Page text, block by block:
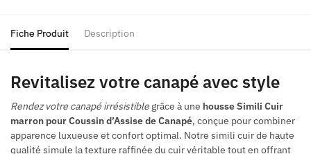
Fiche Produit Description
Revitalisez votre canapé avec style
Rendez votre canapé irrésistible grâce à une housse Simili Cuir
marron pour Coussin d’Assise de Canapé, conçue pour combiner
apparence luxueuse et confort optimal. Notre simili cuir de haute
qualité simule la texture raffinée du cuir véritable tout en offrant